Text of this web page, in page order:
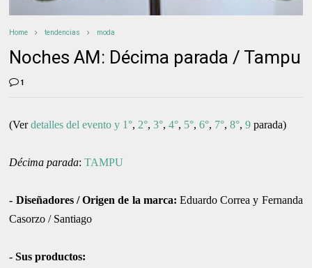
Home tendencias moda
Noches AM: Décima parada / Tampu
1
(Verdetalles del evento y 1°, 2°,3°,4°, 5°,6°, 7°,8°, 9 parada)
Décima parada:TAMPU
- Diseñadores / Origen de la marca: Eduardo Correa y Fernanda
Casorzo / Santiago
-Sus productos: